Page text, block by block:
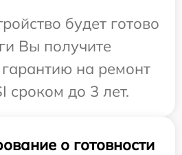
будет готово
Вы получите
на ремонт
сроком до 3 лет.
о готовности